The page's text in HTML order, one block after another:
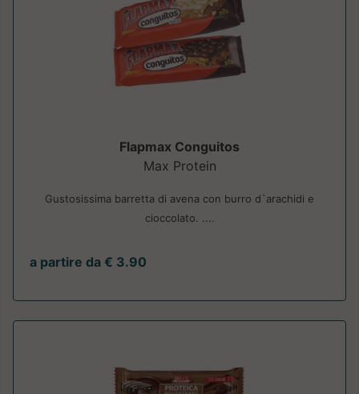
Flapmax Conguitos
Max Protein
Gustosissima barretta di avena con burro d`arachidi e
cioccolato. ....
a partire da € 3.90